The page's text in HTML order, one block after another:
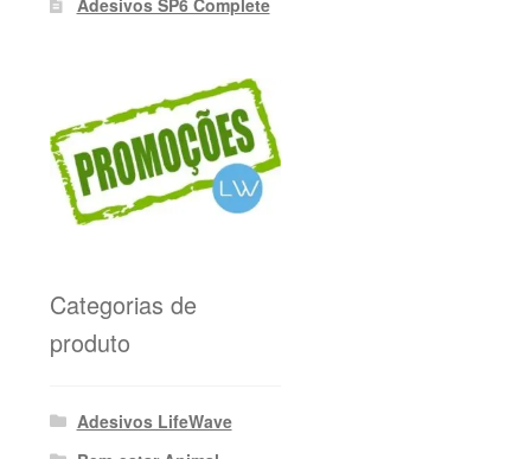
Categorias de
produto
Adesivos LifeWave